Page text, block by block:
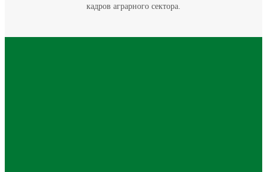
кадров аграрного сектора.